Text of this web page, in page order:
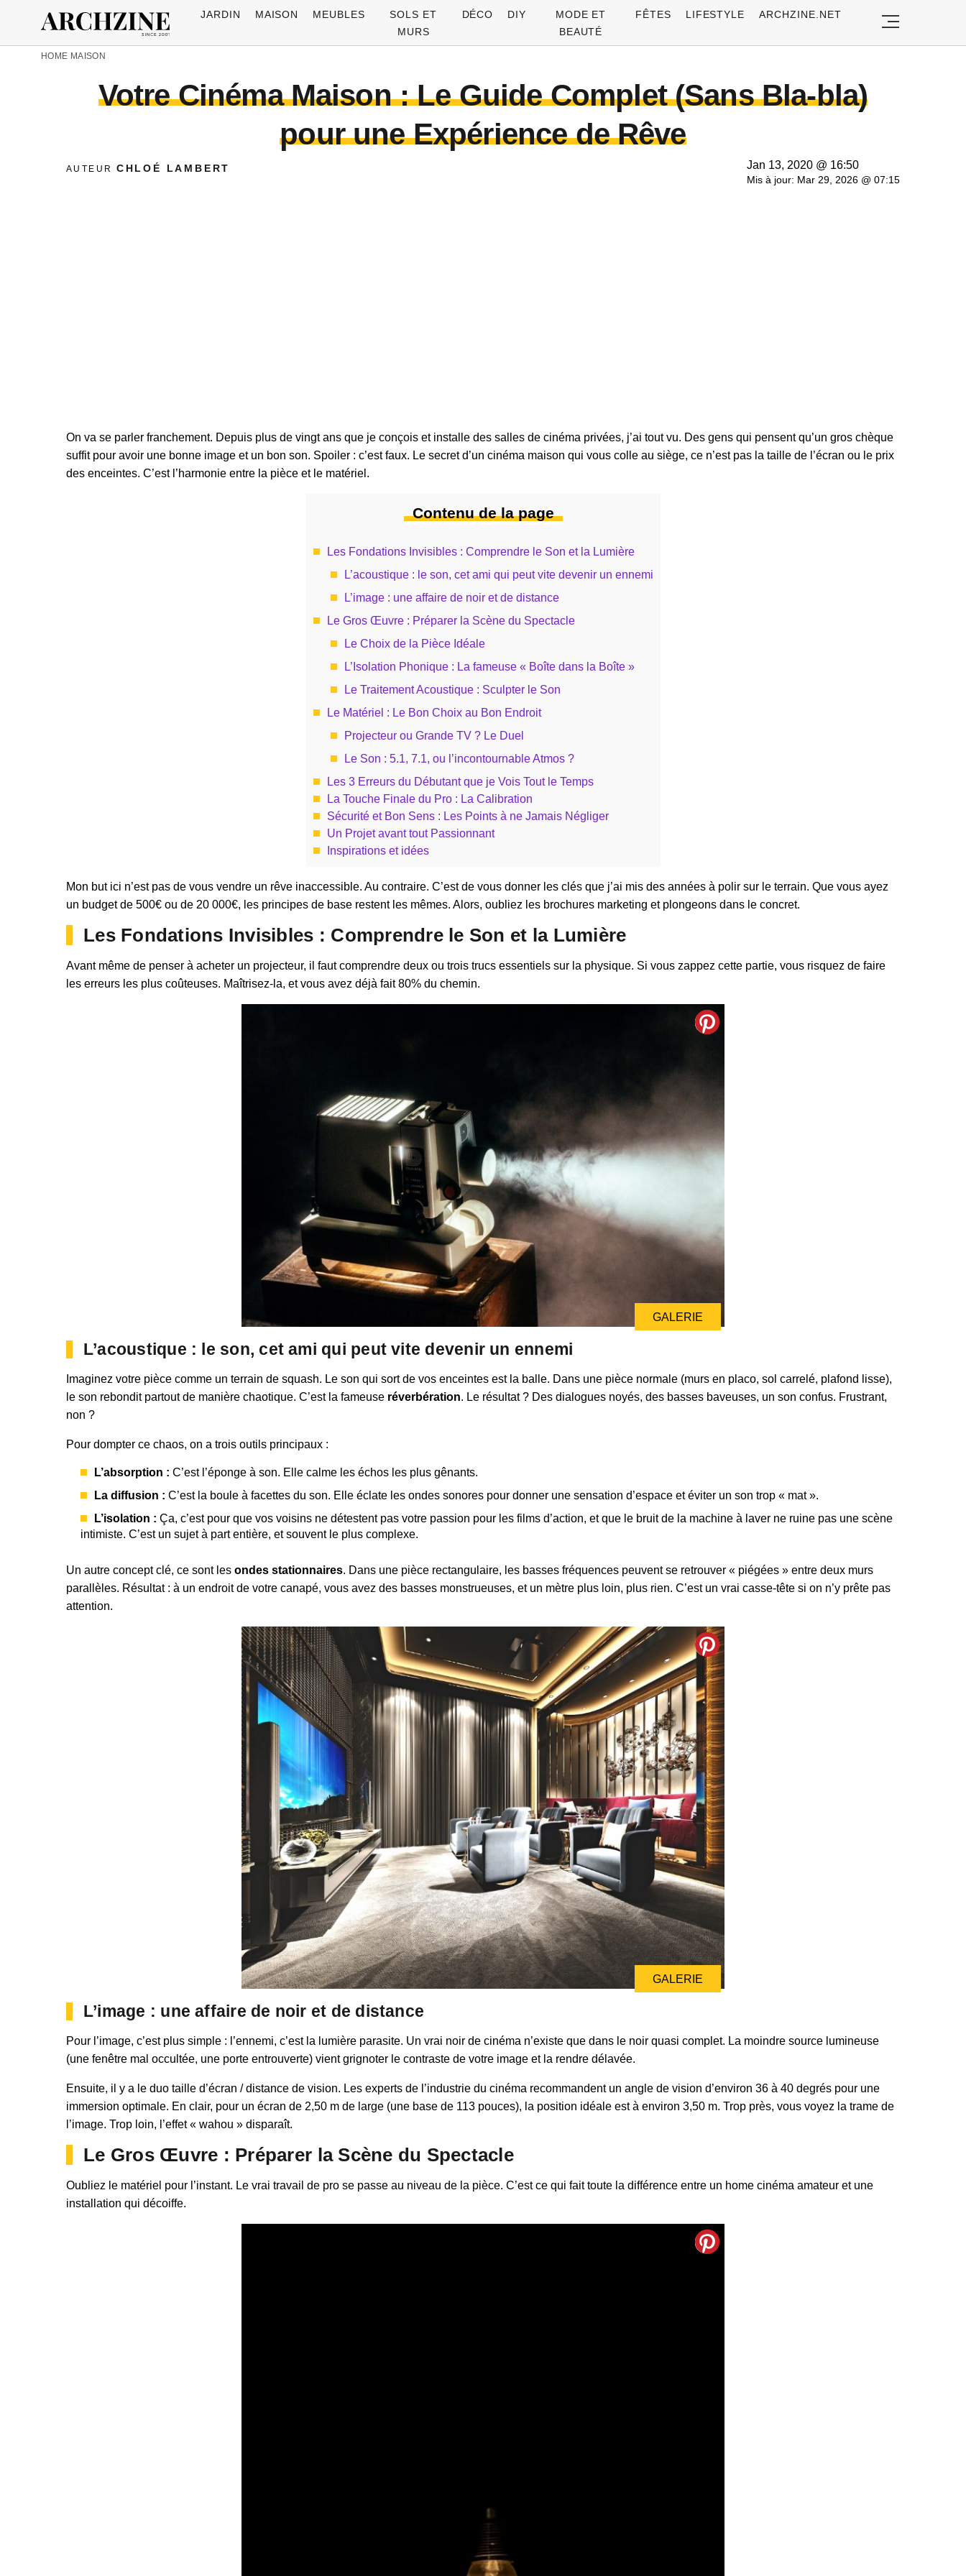
JARDIN MAISON MEUBLES
SOLS ET
MURS
DÉCO DIY
MODE ET
BEAUTÉ
FÊTES LIFESTYLE ARCHZINE.NET
HOME MAISON
Votre Cinéma Maison : Le Guide Complet (Sans Bla-bla)
pour une Expérience de Rêve
AUTEUR CHLOÉ LAMBERT Jan 13, 2020 @ 16:50
Mis à jour: Mar 29, 2026 @ 07:15
On va se parler franchement. Depuis plus de vingt ans que je conçois et installe des salles de cinéma privées, j’ai tout vu. Des gens qui pensent qu’un gros chèque
suffit pour avoir une bonne image et un bon son. Spoiler : c’est faux. Le secret d’un cinéma maison qui vous colle au siège, ce n’est pas la taille de l’écran ou le prix
des enceintes. C’est l’harmonie entre la pièce et le matériel.
Contenu de la page
Les Fondations Invisibles : Comprendre le Son et la Lumière
L’acoustique : le son, cet ami qui peut vite devenir un ennemi
L’image : une affaire de noir et de distance
Le Gros Œuvre : Préparer la Scène du Spectacle
Le Choix de la Pièce Idéale
L’Isolation Phonique : La fameuse « Boîte dans la Boîte »
Le Traitement Acoustique : Sculpter le Son
Le Matériel : Le Bon Choix au Bon Endroit
Projecteur ou Grande TV ? Le Duel
Le Son : 5.1, 7.1, ou l’incontournable Atmos ?
Les 3 Erreurs du Débutant que je Vois Tout le Temps
La Touche Finale du Pro : La Calibration
Sécurité et Bon Sens : Les Points à ne Jamais Négliger
Un Projet avant tout Passionnant
Inspirations et idées
Mon but ici n’est pas de vous vendre un rêve inaccessible. Au contraire. C’est de vous donner les clés que j’ai mis des années à polir sur le terrain. Que vous ayez
un budget de 500€ ou de 20 000€, les principes de base restent les mêmes. Alors, oubliez les brochures marketing et plongeons dans le concret.
Les Fondations Invisibles : Comprendre le Son et la Lumière
Avant même de penser à acheter un projecteur, il faut comprendre deux ou trois trucs essentiels sur la physique. Si vous zappez cette partie, vous risquez de faire
les erreurs les plus coûteuses. Maîtrisez-la, et vous avez déjà fait 80% du chemin.
GALERIE
L’acoustique : le son, cet ami qui peut vite devenir un ennemi
Imaginez votre pièce comme un terrain de squash. Le son qui sort de vos enceintes est la balle. Dans une pièce normale (murs en placo, sol carrelé, plafond lisse),
le son rebondit partout de manière chaotique. C’est la fameuse réverbération. Le résultat ? Des dialogues noyés, des basses baveuses, un son confus. Frustrant,
non ?
Pour dompter ce chaos, on a trois outils principaux :
L’absorption : C’est l’éponge à son. Elle calme les échos les plus gênants.
La diffusion : C’est la boule à facettes du son. Elle éclate les ondes sonores pour donner une sensation d’espace et éviter un son trop « mat ».
L’isolation : Ça, c’est pour que vos voisins ne détestent pas votre passion pour les films d’action, et que le bruit de la machine à laver ne ruine pas une scène
intimiste. C’est un sujet à part entière, et souvent le plus complexe.
Un autre concept clé, ce sont les ondes stationnaires. Dans une pièce rectangulaire, les basses fréquences peuvent se retrouver « piégées » entre deux murs
parallèles. Résultat : à un endroit de votre canapé, vous avez des basses monstrueuses, et un mètre plus loin, plus rien. C’est un vrai casse-tête si on n’y prête pas
attention.
GALERIE
L’image : une affaire de noir et de distance
Pour l’image, c’est plus simple : l’ennemi, c’est la lumière parasite. Un vrai noir de cinéma n’existe que dans le noir quasi complet. La moindre source lumineuse
(une fenêtre mal occultée, une porte entrouverte) vient grignoter le contraste de votre image et la rendre délavée.
Ensuite, il y a le duo taille d’écran / distance de vision. Les experts de l’industrie du cinéma recommandent un angle de vision d’environ 36 à 40 degrés pour une
immersion optimale. En clair, pour un écran de 2,50 m de large (une base de 113 pouces), la position idéale est à environ 3,50 m. Trop près, vous voyez la trame de
l’image. Trop loin, l’effet « wahou » disparaît.
Le Gros Œuvre : Préparer la Scène du Spectacle
Oubliez le matériel pour l’instant. Le vrai travail de pro se passe au niveau de la pièce. C’est ce qui fait toute la différence entre un home cinéma amateur et une
installation qui décoiffe.